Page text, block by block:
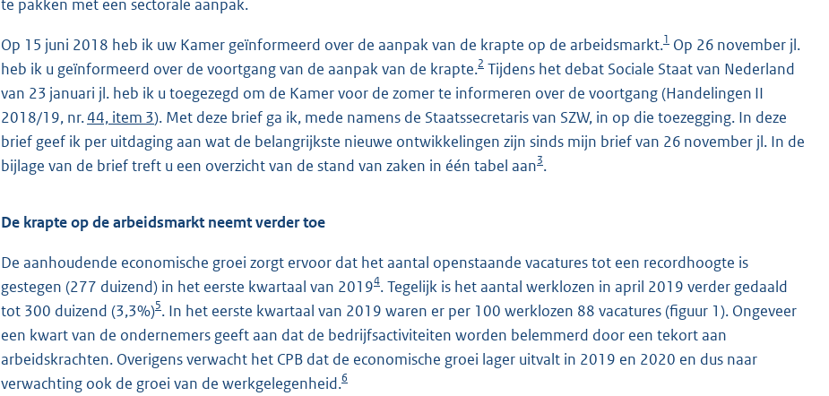
te pakken met een sectorale aanpak.
Op 15 juni 2018 heb ik uw Kamer geïnformeerd over de aanpak van de krapte op de arbeidsmarkt.1 Op 26 november jl.
heb ik u geïnformeerd over de voortgang van de aanpak van de krapte.2 Tijdens het debat Sociale Staat van Nederland
van 23 januari jl. heb ik u toegezegd om de Kamer voor de zomer te informeren over de voortgang (Handelingen II
2018/19, nr.44, item 3). Met deze brief ga ik, mede namens de Staatssecretaris van SZW, in op die toezegging. In deze
brief geef ik per uitdaging aan wat de belangrijkste nieuwe ontwikkelingen zijn sinds mijn brief van 26 november jl. In de
bijlage van de brief treft u een overzicht van de stand van zaken in één tabel aan3.
De krapte op de arbeidsmarkt neemt verder toe
De aanhoudende economische groei zorgt ervoor dat het aantal openstaande vacatures tot een recordhoogte is
gestegen (277 duizend) in het eerste kwartaal van 20194. Tegelijk is het aantal werklozen in april 2019 verder gedaald
tot 300 duizend (3,3%)5. In het eerste kwartaal van 2019 waren er per 100 werklozen 88 vacatures (figuur 1). Ongeveer
een kwart van de ondernemers geeft aan dat de bedrijfsactiviteiten worden belemmerd door een tekort aan
arbeidskrachten. Overigens verwacht het CPB dat de economische groei lager uitvalt in 2019 en 2020 en dus naar
verwachting ook de groei van de werkgelegenheid.6